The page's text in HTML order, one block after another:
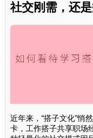
社交刚需，还
近年来，“搭子文化”
卡，工作搭子共享职场